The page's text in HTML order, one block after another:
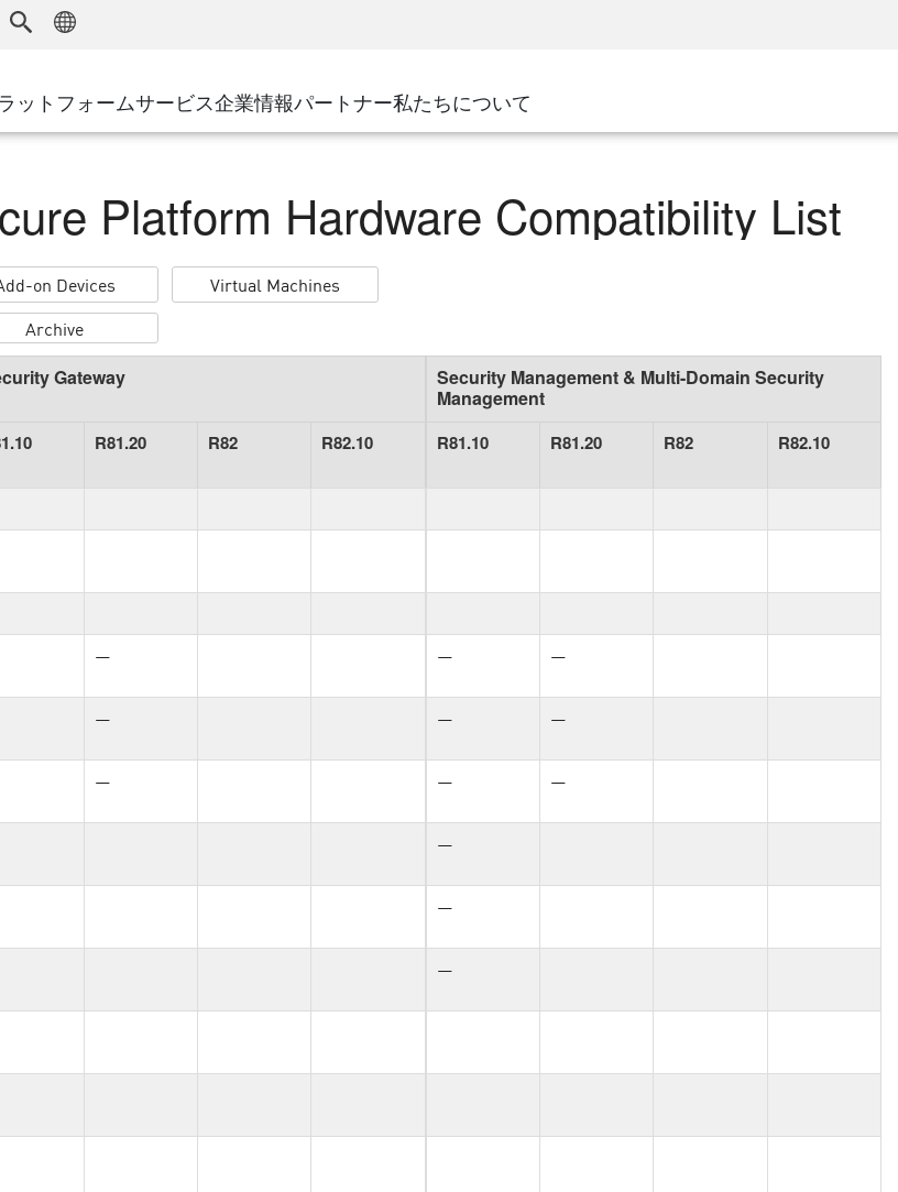
SASE
プライベートアクセス
エンタープライズブラウザ
ション
地方自治体
通信事業者/サービス プロバイダ
大規模企業
小規模企業および中規模企業
ットフォームサービス
ル
企業情報イベント&ウェビナー
パートナーGoogle Cloud Platform
私たちについて
Platform Hardware Compatibility List
on Devices
Virtual Machines
Archive
Gateway
R81.20 R82 R82.10
Security Management & Multi-Domain Security
Management
R81.10 R81.20 R82 R82.10
— — —
— — —
— — —
—
—
—